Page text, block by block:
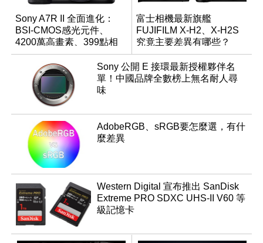
Sony A7R II 全面進化：
BSI-CMOS感光元件、
4200萬高畫素、399點相
位對焦、內建4K錄影
富士相機最新旗艦
FUJIFILM X-H2、X-H2S
究竟主要差異有哪些？
Sony 公開 E 接環最新授權夥伴名
單！中國品牌全數榜上無名耐人尋
味
AdobeRGB、sRGB要怎麼選，有什
麼差異
Western Digital 宣布推出 SanDisk
Extreme PRO SDXC UHS-II V60 等
級記憶卡